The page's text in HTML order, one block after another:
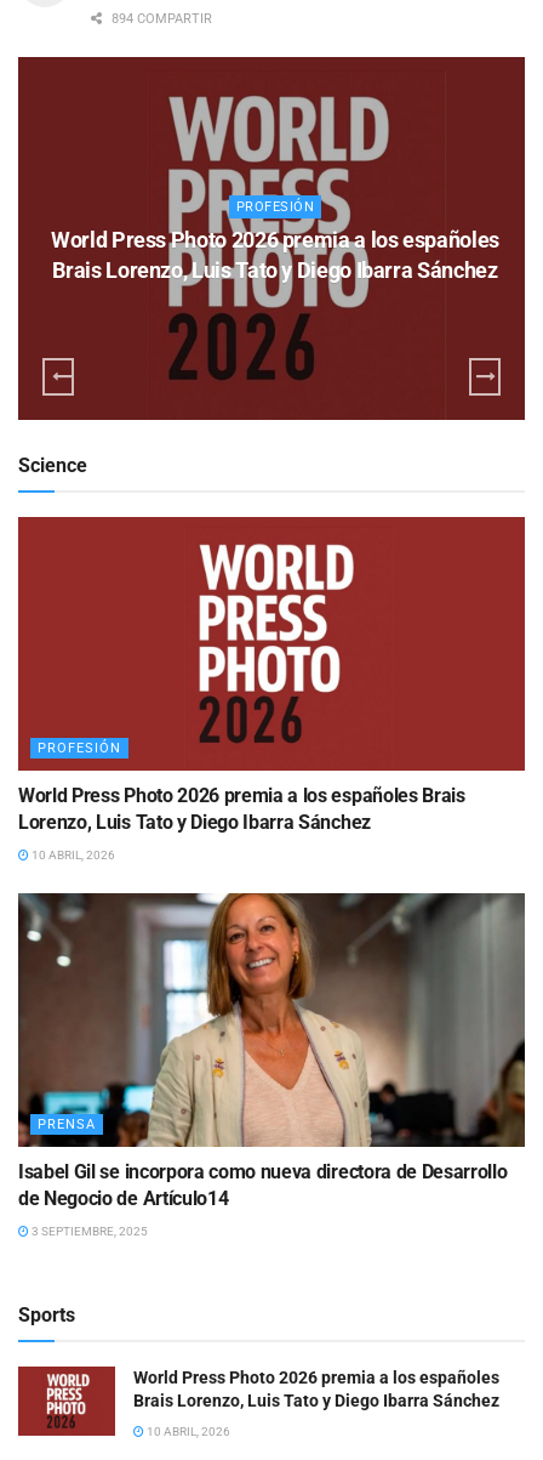
894 COMPARTIR
PROFESIÓN
World Press Photo 2026 premia a los españoles
Brais Lorenzo, Luis Tato y Diego Ibarra Sánchez
Science
PROFESIÓN
World Press Photo 2026 premia a los españoles Brais
Lorenzo, Luis Tato y Diego Ibarra Sánchez
10 ABRIL, 2026
PRENSA
Isabel Gil se incorpora como nueva directora de Desarrollo
de Negocio de Artículo14
3 SEPTIEMBRE, 2025
Sports
World Press Photo 2026 premia a los españoles
Brais Lorenzo, Luis Tato y Diego Ibarra Sánchez
10 ABRIL, 2026